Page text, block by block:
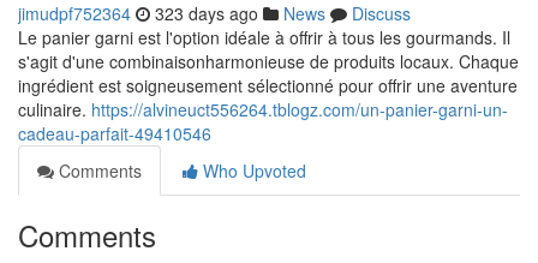
jimudpf752364 323 days ago News
Discuss
Le panier garni est l'option idéale à offrir à tous les gourmands. Il
s'agit d'une combinaisonharmonieuse de produits locaux. Chaque
ingrédient est soigneusement sélectionné pour offrir une aventure
culinaire. https://alvineuct556264.tblogz.com/un-panier-garni-un-
cadeau-parfait-49410546
Comments
Who Upvoted
Comments